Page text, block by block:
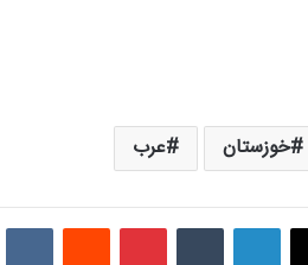
خوزستان عرب
لینکدین ‫پین‌ترست ‫رددیت